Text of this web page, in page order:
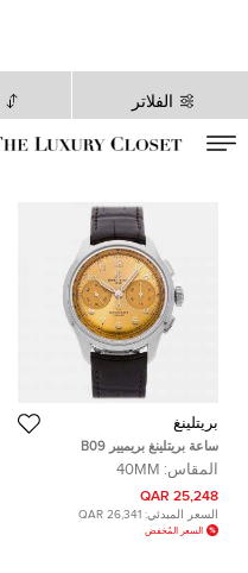
الفلاتر
بريتلينغ
ساعة بريتلينغ بريميير B09
استخدامها
المقاس: 40MM
25,248 QAR
السعر المبدئي: 26,341 QAR
السعر المُخفض